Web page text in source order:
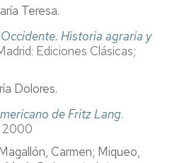
Teresa.
Historia agraria y
Ediciones Clásicas;
Dolores.
de Fritz Lang.
2000
Carmen; Miqueo,